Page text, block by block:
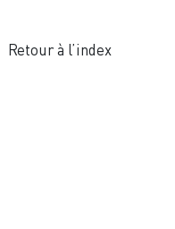
Retour à l’index